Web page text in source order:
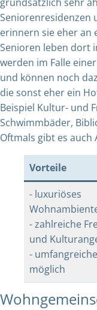
Seniorenresidenzen
erinnern sie eher an
Senioren leben dort
werden im Falle
und können noch
die sonst eher ein
Beispiel Kultur- und
Schwimmbäder,
Oftmals gibt es auch
Vorteile
- luxuriöses
- zahlreiche
und
-
möglich